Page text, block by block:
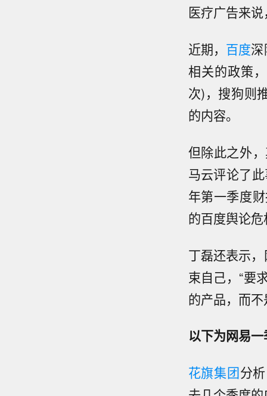
医疗广告来
近期， 百度
相关的政策
次)，搜狗则
的内容。
但除此之外
马云评论了
年第一季度
的百度舆论危
丁磊还表示
束自己，“要
的产品，而
以下为网易
花旗集团分